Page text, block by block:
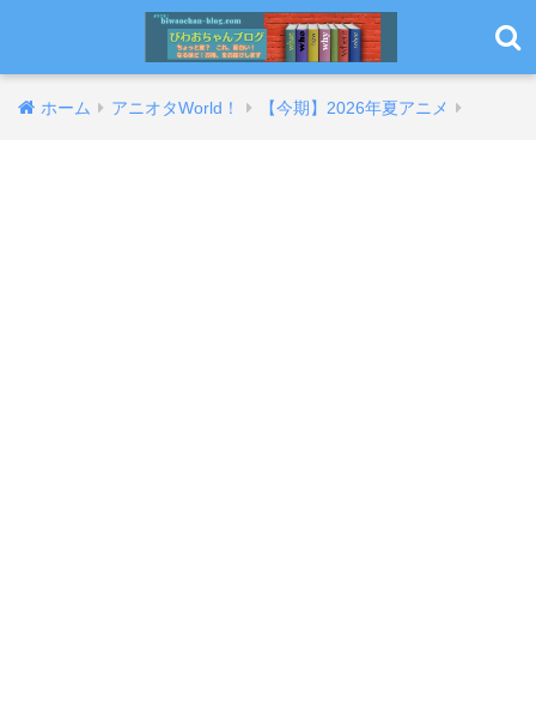
ホーム アニオタWorld！ 【今期】2026年夏アニメ